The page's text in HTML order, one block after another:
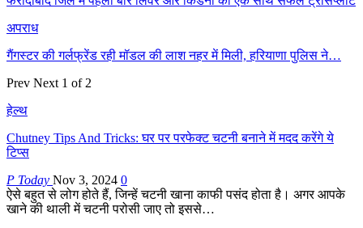
अपराध
गैंगस्टर की गर्लफ्रेंड रही मॉडल की लाश नहर में मिली, हरियाणा पुलिस ने…
Prev Next 1 of 2
हेल्थ
Chutney Tips And Tricks: घर पर परफेक्ट चटनी बनाने में मदद करेंगे ये
टिप्स
P Today Nov 3, 2024 0
ऐसे बहुत से लोग होते हैं, जिन्हें चटनी खाना काफी पसंद होता है। अगर आपके
खाने की थाली में चटनी परोसी जाए तो इससे…